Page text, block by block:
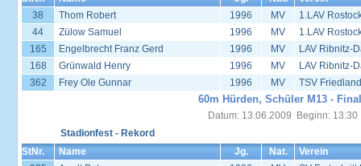
38
Thom Robert 1996 MV
1.LAV
44
Zülow Samuel 1996 MV
1.LAV
165
Engelbrecht Franz Gerd 1996 MV
LAV Ribnitz-
168
Grünwald Henry 1996 MV
LAV Ribnitz-
362
Frey Ole Gunnar 1996 MV TSV
60m Hürden, Schüler M13 -
Datum: 13.06.2009 Beginn: 13:30
Stadionfest - Rekord
StNr.
Name Jg. Nat.
Verein